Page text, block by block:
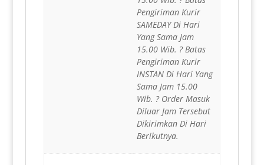
Pengiriman Kurir
SAMEDAY Di Hari
Yang Sama Jam
15.00 Wib. ? Batas
Pengiriman Kurir
INSTAN Di Hari Yang
Sama Jam 15.00
Wib. ? Order Masuk
Diluar Jam Tersebut
Dikirimkan Di Hari
Berikutnya.